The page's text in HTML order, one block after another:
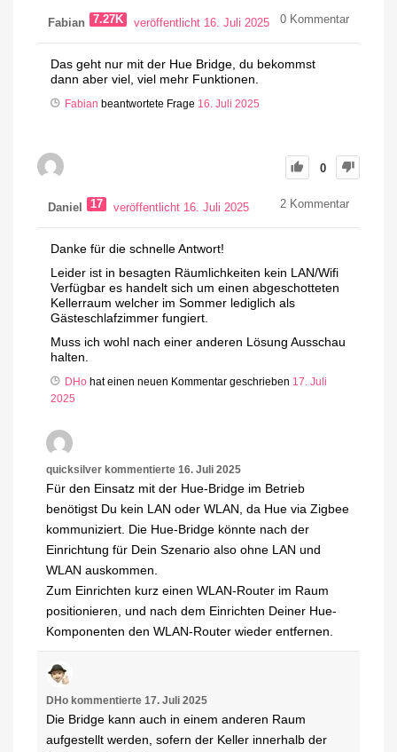
Fabian 7.27K veröffentlicht 16. Juli 2025 0 Kommentar
Das geht nur mit der Hue Bridge, du bekommst
dann aber viel, viel mehr Funktionen.
Fabian beantwortete Frage 16. Juli 2025
0
Daniel 17 veröffentlicht 16. Juli 2025 2 Kommentar
Danke für die schnelle Antwort!
Leider ist in besagten Räumlichkeiten kein LAN/Wifi
Verfügbar es handelt sich um einen abgeschotteten
Kellerraum welcher im Sommer lediglich als
Gästeschlafzimmer fungiert.
Muss ich wohl nach einer anderen Lösung Ausschau
halten.
DHo hat einen neuen Kommentar geschrieben 17. Juli
2025
quicksilver kommentierte 16. Juli 2025
Für den Einsatz mit der Hue-Bridge im Betrieb
benötigst Du kein LAN oder WLAN, da Hue via Zigbee
kommuniziert. Die Hue-Bridge könnte nach der
Einrichtung für Dein Szenario also ohne LAN und
WLAN auskommen.
Zum Einrichten kurz einen WLAN-Router im Raum
positionieren, und nach dem Einrichten Deiner Hue-
Komponenten den WLAN-Router wieder entfernen.
DHo kommentierte 17. Juli 2025
Die Bridge kann auch in einem anderen Raum
aufgestellt werden, sofern der Keller innerhalb der